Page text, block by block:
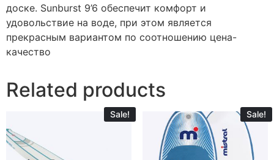
доске. Sunburst 9’6 обеспечит комфорт и
удовольствие на воде, при этом является
прекрасным вариантом по соотношению цена-
качество
Related products
Sale! Sale!